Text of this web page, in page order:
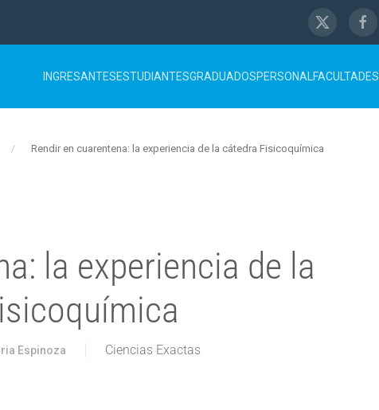
INGRESANTESESTUDIANTESGRADUADOSPERSONAL FACULTADES
Rendir en cuarentena: la experiencia de la cátedra Fisicoquímica
la experiencia de la
Espinoza Ciencias Exactas